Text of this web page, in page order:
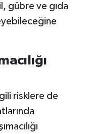
gübre ve gıda
risklere de